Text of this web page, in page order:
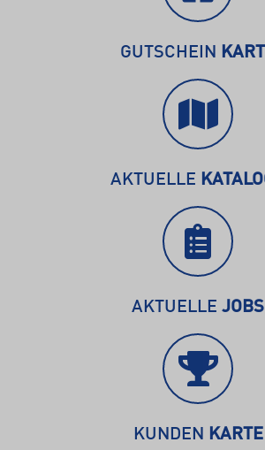
GUTSCHEIN
AKTUELLE
AKTUELLE JOBS
KUNDEN KARTE